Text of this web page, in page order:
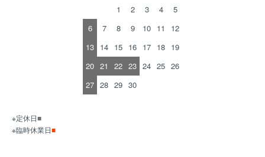
1
2 3 4
5
6
7 8 9 10 11
12
13 14 15 16 17 18 19
20 21 22 23 24 25 26
27 28 29 30
※定休日■
※臨時休業日■